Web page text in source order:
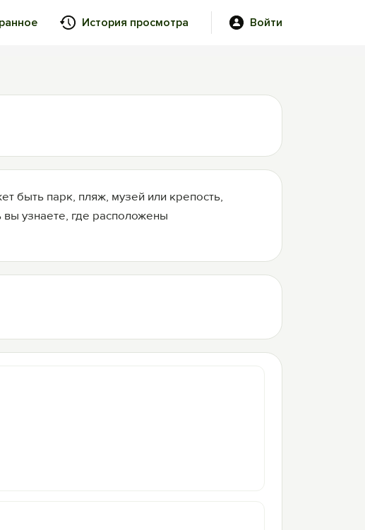
История просмотра Войти
быть парк, пляж, музей или крепость,
вы узнаете, где расположены